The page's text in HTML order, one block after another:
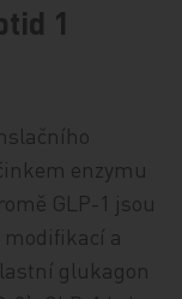
1
enzymu
GLP-1 jsou
a
glukagon